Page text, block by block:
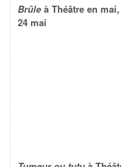
Brûle à Théâtre en
24 mai